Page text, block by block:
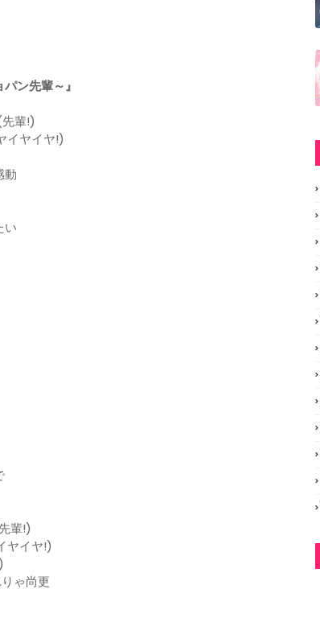
ン先輩～』
輩!)
イヤイヤ!)
動
い
輩!)
ヤイヤ!)
ゃ尚更